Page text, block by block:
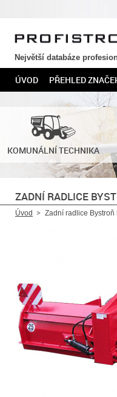
Největší databáze
ÚVOD PŘEHLED
KOMUNÁLNÍ TECHNIKA
ZADNÍ RADLICE
Úvod Zadní radlice